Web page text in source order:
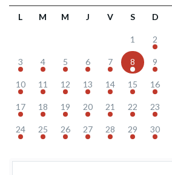
L M M J V S D
1 2
3 4 5 6 7 8 9
10 11 12 13 14 15 16
17 18 19 20 21 22 23
24 25 26 27 28 29 30